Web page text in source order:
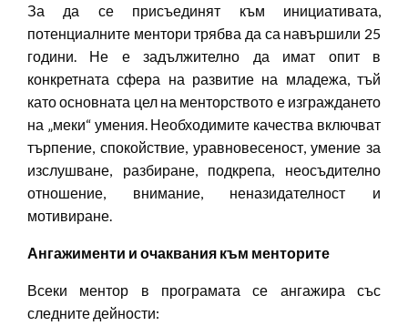
За да се присъединят към инициативата,
потенциалните ментори трябва да са навършили 25
години. Не е задължително да имат опит в
конкретната сфера на развитие на младежа, тъй
като основната цел на менторството е изграждането
на „меки“ умения. Необходимите качества включват
търпение, спокойствие, уравновесеност, умение за
изслушване, разбиране, подкрепа, неосъдително
отношение, внимание, неназидателност и
мотивиране.
Ангажименти и очаквания към менторите
Всеки ментор в програмата се ангажира със
следните дейности: